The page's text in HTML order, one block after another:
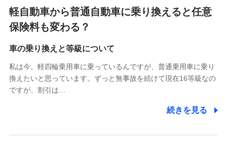
チューリッヒ少額短期保険株式会社
(https://www.zurichssi.co.jp/)
(https://www.tokiomarine-x.co.jp/)
(https://pshoken.co.jp/)
リトルファミリー少額短期保険株式会社
(https://www.littlefamily-ssi.com/)
郵便、電話、およびＥメール等により、当社と取引のあるも
軽自動車から普通自動車に乗り換えると任意
保険料も変わる？
車の乗り換えと等級について
私は今、軽四輪乗用車に乗っているんですが、普通乗用車に乗り
換えたいと思っています。ずっと無事故を続けて現在16等級なの
ですが、割引は…
続きを見る